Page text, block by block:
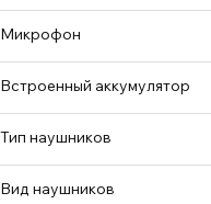
золотистый
красный/черный
розовый
серебристый
серебристый/
Активное
Нет
Пассивное
Микрофон
встроенный
Встроенный аккумулятор
есть
Тип наушников
закрытые
Вид наушников